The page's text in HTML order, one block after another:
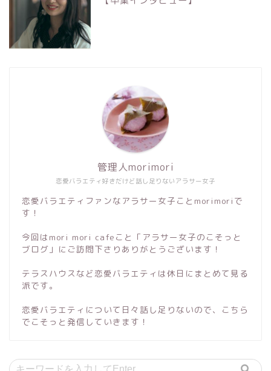
恋愛バラエティ好きだけど話し足りないアラサー女子
管理人morimori
恋愛バラエティファンなアラサー女子ことmorimoriで
す！
今回はmori mori cafeこと「アラサー女子のこそっと
ブログ」にご訪問下さりありがとうございます！
テラスハウスなど恋愛バラエティは休日にまとめて見る
派です。
恋愛バラエティについて日々話し足りないので、こちら
でこそっと発信していきます！